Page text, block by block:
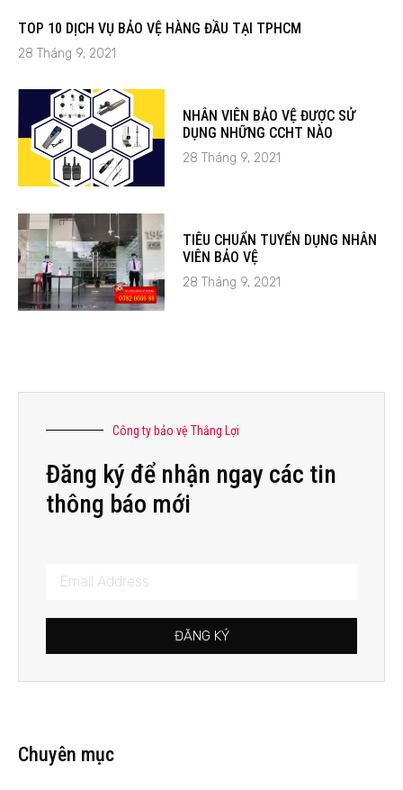
TOP 10 DỊCH VỤ BẢO VỆ HÀNG ĐẦU TẠI TPHCM
28 Tháng 9, 2021
NHÂN VIÊN BẢO VỆ ĐƯỢC SỬ
DỤNG NHỮNG CCHT NÀO
28 Tháng 9, 2021
TIÊU CHUẨN TUYỂN DỤNG NHÂN
VIÊN BẢO VỆ
28 Tháng 9, 2021
Công ty bảo vệ Thắng Lợi
Đăng ký để nhận ngay các tin
thông báo mới
ĐĂNG KÝ
Chuyên mục